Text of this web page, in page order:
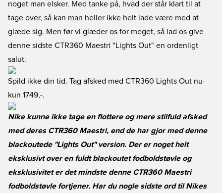
noget man elsker. Med tanke på, hvad der står klart til at
tage over, så kan man heller ikke helt lade være med at
glæde sig. Men før vi glæder os for meget, så lad os give
denne sidste CTR360 Maestri "Lights Out" en ordenligt
salut.
Spild ikke din tid. Tag afsked med CTR360 Lights Out nu-
kun 1749,-.
Nike kunne ikke tage en flottere og mere stilfuld afsked
med deres CTR360 Maestri, end de har gjor med denne
blackoutede "Lights Out" version. Der er noget helt
eksklusivt over en fuldt blackoutet fodboldstøvle og
eksklusivitet er det mindste denne CTR360 Maestri
fodboldstøvle fortjener. Har du nogle sidste ord til Nikes